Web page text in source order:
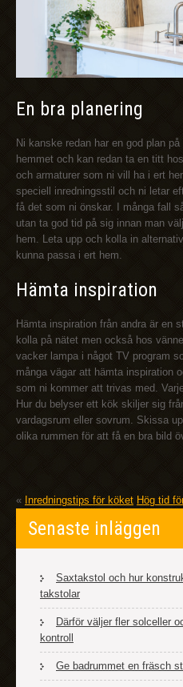
En bra planering
Ni kanske redan har en god plan
hemmet och kan redan ta en titt hos
och armaturer som ni vill ha i ert
speciell inredningsstil och ni letar
få det som ni önskar. I många fall
utan ta god tid på sig innan man
hem. Leta upp och kolla in
kunna passa i ert hem.
Hämta inspiration
Hämta inspiration från andra är en
kolla på nätet men också hos
vacker lampa i något TV program
många vägar att hämta inspiration
som ni kommer att trivas med.
Hur du belyser ett kök skiljer sig
vardagsrum eller sovrum. Skissa
olika rummen för att få en bra bild
« Inredningstips för köket Hög tid
Senaste inläggen
Saxtakstol och hur
takstolar
Därför väljer fler solceller
kontroll
Ge badrummet en fräsch